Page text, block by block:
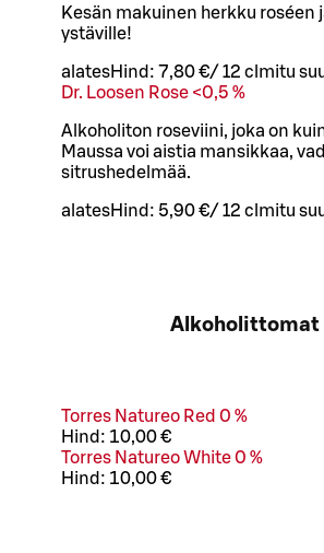
Kesän makuinen herkku roséen
ystäville!
alatesHind: 7,80 €/ 12 cl mitu
Dr. Loosen Rose <0,5 %
Alkoholiton roseviini, joka on
Maussa voi aistia mansikkaa,
sitrushedelmää.
alatesHind: 5,90 €/ 12 cl mitu
Alkoholittomat
Torres Natureo Red 0 %
Hind: 10,00 €
Torres Natureo White 0 %
Hind: 10,00 €